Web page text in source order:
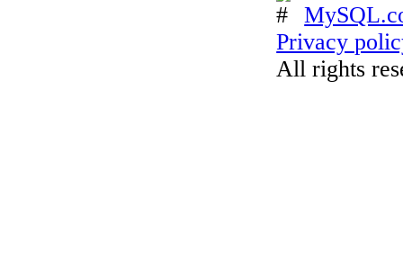
Privacy
All rights